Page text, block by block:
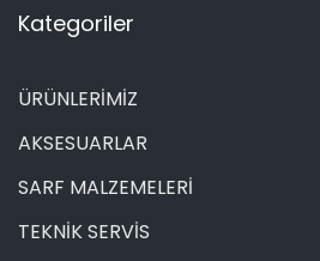
Kategoriler
ÜRÜNLERİMİZ
AKSESUARLAR
SARF MALZEMELERİ
TEKNİK SERVİS